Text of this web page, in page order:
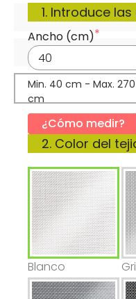
1. Introduce
Ancho (cm)
Min. 40 cm - Max. 270
cm
¿Cómo medir?
2. Color del
Blanco